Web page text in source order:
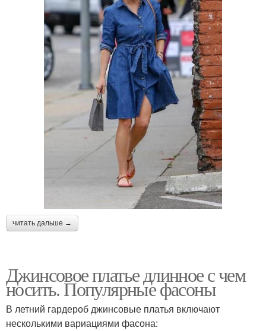
читать дальше →
Джинсовое платье длинное с чем
носить. Популярные фасоны
В летний гардероб джинсовые платья включают
несколькими вариациями фасона: